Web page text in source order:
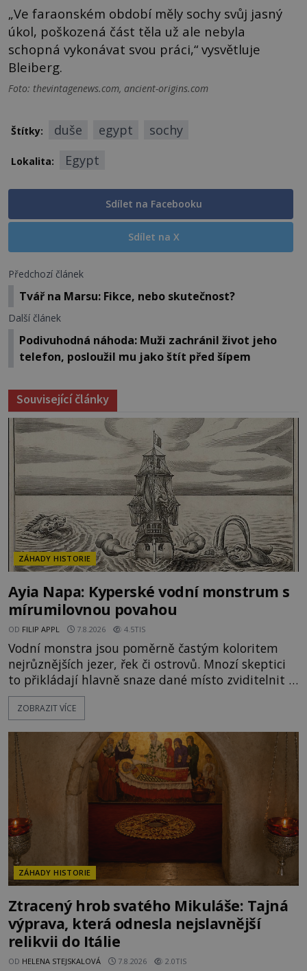
„Ve faraonském období měly sochy svůj jasný
úkol, poškozená část těla už ale nebyla
schopná vykonávat svou práci,“ vysvětluje
Bleiberg.
Foto: thevintagenews.com, ancient-origins.com
Štítky: duše egypt sochy
Lokalita: Egypt
Sdílet na Facebooku
Sdílet na X
Předchozí článek
Tvář na Marsu: Fikce, nebo skutečnost?
Další článek
Podivuhodná náhoda: Muži zachránil život jeho
telefon, posloužil mu jako štít před šípem
Související články
ZÁHADY HISTORIE
Ayia Napa: Kyperské vodní monstrum s
mírumilovnou povahou
OD FILIP APPL 7.8.2026 4.5TIS
Vodní monstra jsou poměrně častým koloritem
nejrůznějších jezer, řek či ostrovů. Mnozí skeptici
to přikládají hlavně snaze dané místo zviditelnit a
přitáhnout k němu pozornost záhadám
nakloněných turistů. Je to také případ kyperského
legendami o něm ukrývat nějaký pravdivý základ?
V blízkosti Mysu Greco, jak se přez
ZOBRAZIT VÍCE
ZÁHADY HISTORIE
Ztracený hrob svatého Mikuláše: Tajná
výprava, která odnesla nejslavnější
relikvii do Itálie
OD HELENA STEJSKALOVÁ 7.8.2026 2.0TIS